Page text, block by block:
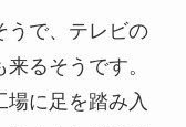
うで、テレビの
るそうです。
場に足を踏み入